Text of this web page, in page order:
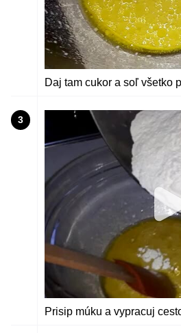
Daj tam cukor a soľ všetko
3
Prisip múku a vypracuj